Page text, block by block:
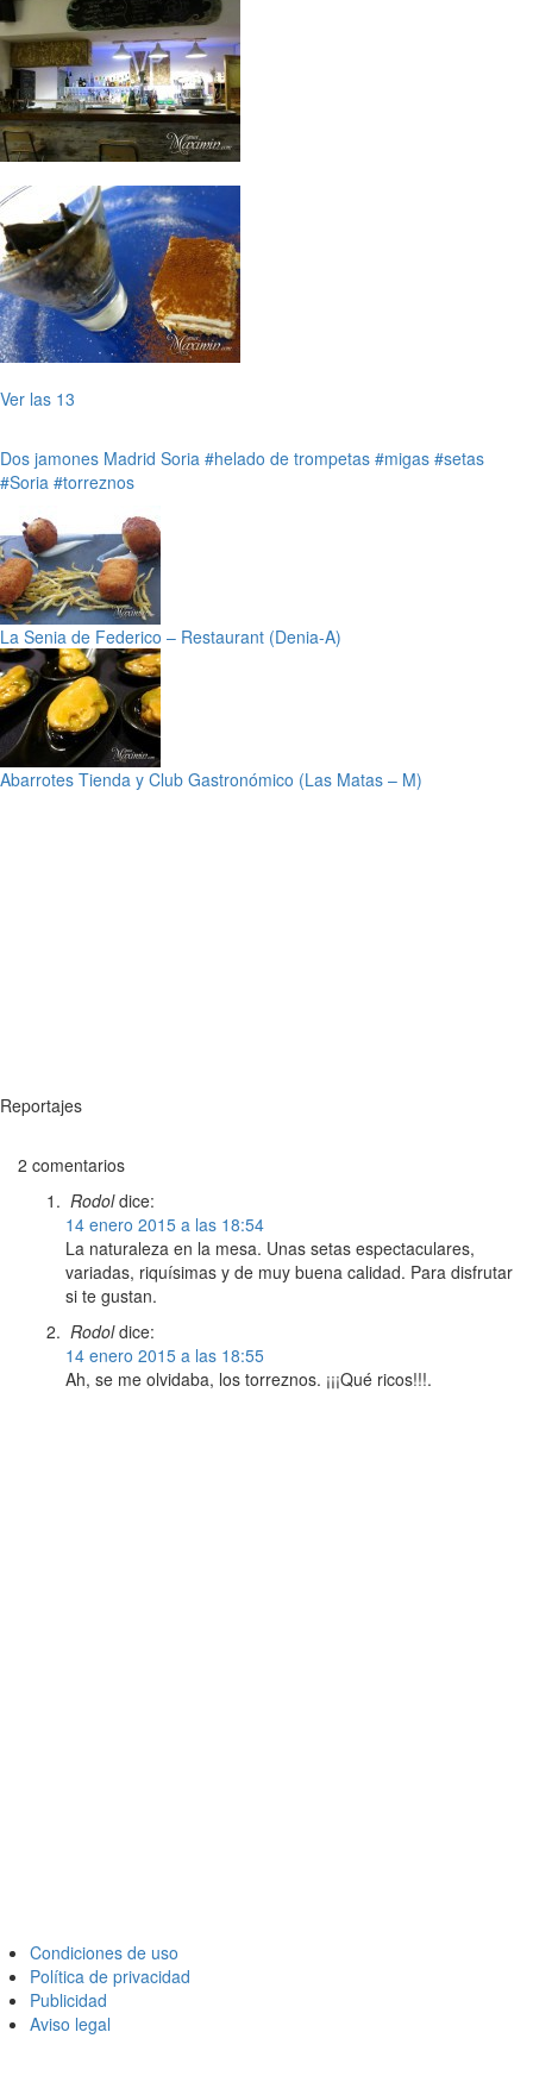
Ver las 13
Dos jamones Madrid Soria #helado de trompetas #migas #setas
#Soria #torreznos
La Senia de Federico – Restaurant (Denia-A)
Abarrotes Tienda y Club Gastronómico (Las Matas – M)
Reportajes
2 comentarios
Rodol dice:
14 enero 2015 a las 18:54
La naturaleza en la mesa. Unas setas espectaculares,
variadas, riquísimas y de muy buena calidad. Para disfrutar
si te gustan.
Rodol dice:
14 enero 2015 a las 18:55
Ah, se me olvidaba, los torreznos. ¡¡¡Qué ricos!!!.
Condiciones de uso
Política de privacidad
Publicidad
Aviso legal